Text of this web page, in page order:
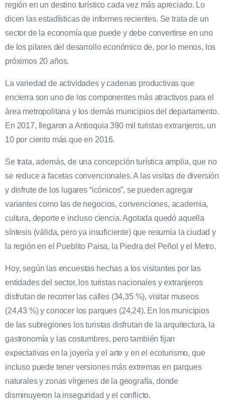
región en un destino turístico cada vez más apreciado. Lo
dicen las estadísticas de informes recientes. Se trata de un
sector de la economía que puede y debe convertirse en uno
de los pilares del desarrollo económico de, por lo menos, los
próximos 20 años.
La variedad de actividades y cadenas productivas que
encierra son uno de los componentes más atractivos para el
área metropolitana y los demás municipios del departamento.
En 2017, llegaron a Antioquia 390 mil turistas extranjeros, un
10 por ciento más que en 2016.
Se trata, además, de una concepción turística amplia, que no
se reduce a facetas convencionales. A las visitas de diversión
y disfrute de los lugares “icónicos”, se pueden agregar
variantes como las de negocios, convenciones, academia,
cultura, deporte e incluso ciencia. Agotada quedó aquella
síntesis (válida, pero ya insuficiente) que resumía la ciudad y
la región en el Pueblito Paisa, la Piedra del Peñol y el Metro.
Hoy, según las encuestas hechas a los visitantes por las
entidades del sector, los turistas nacionales y extranjeros
disfrutan de recorrer las calles (34,35 %), visitar museos
(24,43 %) y conocer los parques (24,24). En los municipios
de las subregiones los turistas disfrutan de la arquitectura, la
gastronomía y las costumbres, pero también fijan
expectativas en la joyería y el arte y en el ecoturismo, que
incluso puede tener versiones más extremas en parques
naturales y zonas vírgenes de la geografía, donde
disminuyeron la inseguridad y el conflicto.